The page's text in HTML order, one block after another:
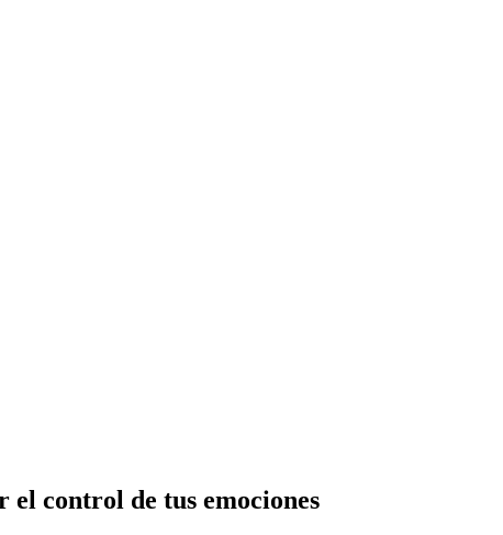
el control de tus emociones